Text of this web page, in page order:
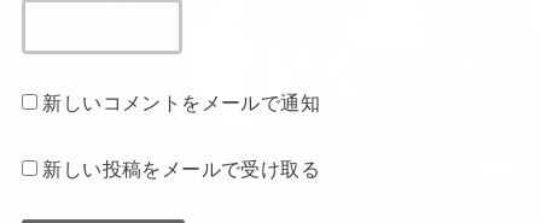
新しいコメントをメールで通知
新しい投稿をメールで受け取る